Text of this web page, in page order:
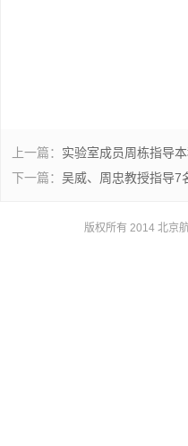
上一篇： 实验室成员周栋指导
下一篇： 吴威、周忠教授指导7
版权所有 2014 北京